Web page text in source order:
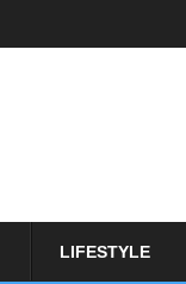
LIFESTYLE